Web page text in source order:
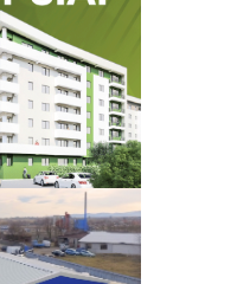
în județul
trimiși în